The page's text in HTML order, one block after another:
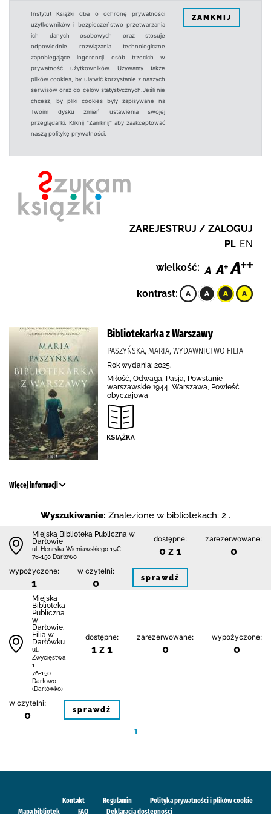
Instytut Książki dba o ochronę prywatności
użytkowników i bezpieczeństwo przetwarzania
ich danych osobowych oraz stosuje
odpowiednie rozwiązania technologiczne
zapobiegające ingerencji osób trzecich w
prywatność użytkowników. Używamy także
plików cookies, by ułatwić korzystanie z naszych
serwisów oraz do celów statystycznych.Jeśli nie
chcesz, by pliki cookies były zapisywane na
Twoim dysku zmień ustawienia swojej
przeglądarki. Kliknij "Zamknij" aby zaakceptować
naszą politykę prywatności.
ZAMKNIJ
ZAREJESTRUJ / ZALOGUJ
PL EN
wielkość:
kontrast:
Bibliotekarka z Warszawy
PASZYŃSKA, MARIA, WYDAWNICTWO FILIA
Rok wydania: 2025.
Miłość, Odwaga, Pasja, Powstanie
warszawskie 1944, Warszawa, Powieść
obyczajowa
Więcej informacji
Wyszukiwanie: Znalezione w bibliotekach: 2 .
Miejska Biblioteka Publiczna w
Darłowie
ul. Henryka Wieniawskiego 19C
76-150 Darłowo
dostępne:
0 z 1
zarezerwowane:
0
wypożyczone:
1
w czytelni:
0 sprawdź
Miejska
Biblioteka
Publiczna
w
Darłowie.
Filia w
Darłówku
ul.
Zwycięstwa
1
76-150
Darłowo
(Darłówko)
dostępne:
1 z 1
zarezerwowane:
0
wypożyczone:
0
w czytelni:
0 sprawdź
1
Kontakt Regulamin
Polityka prywatności i plików cookie
Mapa bibliotek
FAQ Deklaracja dostępności